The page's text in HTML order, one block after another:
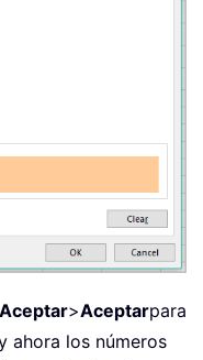
Aceptar>Aceptarpara
ahora los números